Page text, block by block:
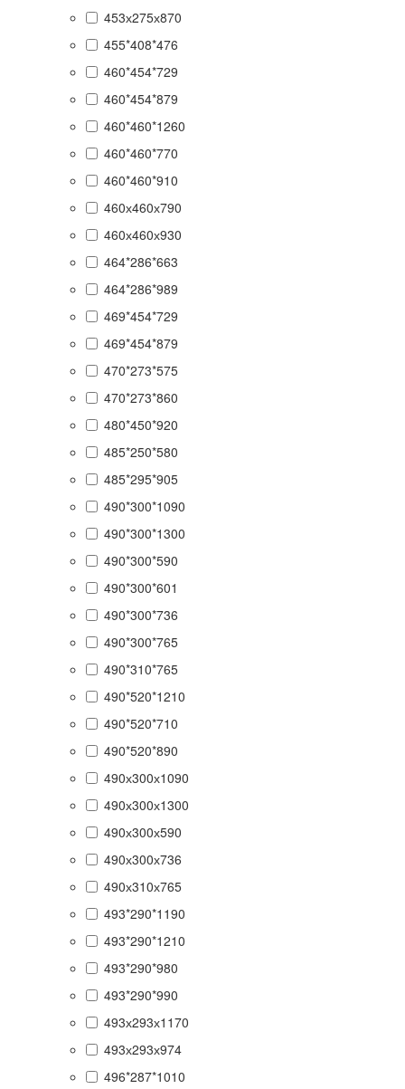
453х275х870
455*408*476
460*454*729
460*454*879
460*460*1260
460*460*770
460*460*910
460х460х790
460х460х930
464*286*663
464*286*989
469*454*729
469*454*879
470*273*575
470*273*860
480*450*920
485*250*580
485*295*905
490*300*1090
490*300*1300
490*300*590
490*300*601
490*300*736
490*300*765
490*310*765
490*520*1210
490*520*710
490*520*890
490х300х1090
490х300х1300
490х300х590
490х300х736
490х310х765
493*290*1190
493*290*1210
493*290*980
493*290*990
493х293х1170
493х293х974
496*287*1010